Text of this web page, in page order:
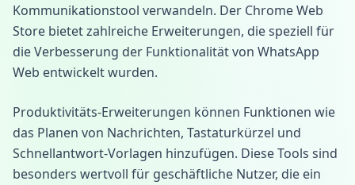
Kommunikationstool verwandeln. Der Chrome Web
Store bietet zahlreiche Erweiterungen, die speziell für
die Verbesserung der Funktionalität von WhatsApp
Web entwickelt wurden.
Produktivitäts-Erweiterungen können Funktionen wie
das Planen von Nachrichten, Tastaturkürzel und
Schnellantwort-Vorlagen hinzufügen. Diese Tools sind
besonders wertvoll für geschäftliche Nutzer, die ein